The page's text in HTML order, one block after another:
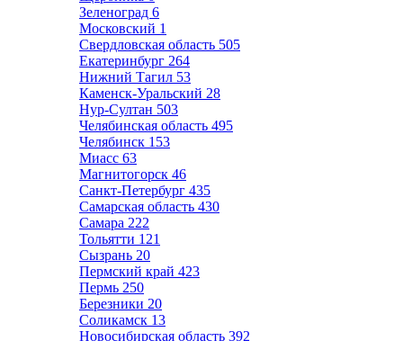
Зеленоград 6
Московский 1
Свердловская область 505
Екатеринбург 264
Нижний Тагил 53
Каменск-Уральский 28
Нур-Султан 503
Челябинская область 495
Челябинск 153
Миасс 63
Магнитогорск 46
Санкт-Петербург 435
Самарская область 430
Самара 222
Тольятти 121
Сызрань 20
Пермский край 423
Пермь 250
Березники 20
Соликамск 13
Новосибирская область 392